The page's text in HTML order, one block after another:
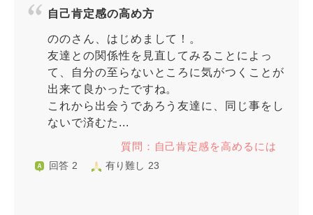
自己肯定感の高め方
ののさん、はじめまして！。
友達との関係性を見直してみることによっ
て、自分の至らないところに気がつくことが
出来て良かったですね。
これから出会うであろう友達に、同じ事をし
ないで済むた...
質問：自己肯定感を高めるには
回答 2 有り難し 23